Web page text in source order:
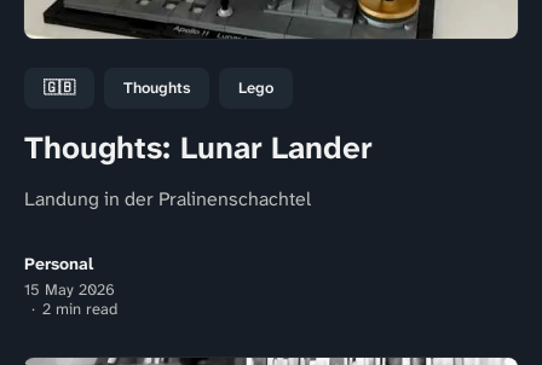
🇬🇧 Thoughts Lego
Thoughts: Lunar Lander
Landung in der Pralinenschachtel
Personal
15 May 2026
2 min read